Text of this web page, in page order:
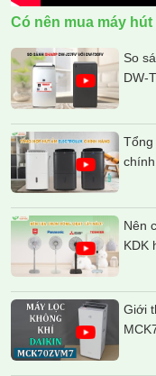
Có nên mua máy
So
DW-
Tổng
Nên
KDK
Giới